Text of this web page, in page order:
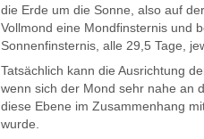
die Erde um die Sonne, also auf
Vollmond eine Mondfinsternis und
Sonnenfinsternis, alle 29,5 Tage,
Tatsächlich kann die Ausrichtung
wenn sich der Mond sehr nahe an
diese Ebene im Zusammenhang
wurde.